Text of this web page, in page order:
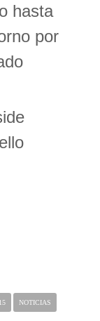
hasta
por
NOTICIAS